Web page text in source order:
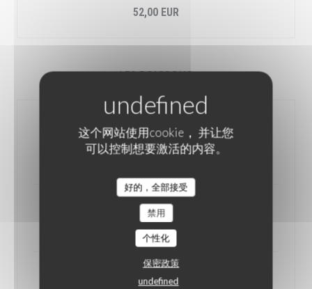
这个网站使用cookie， 并让您
可以控制想要激活的内容。
好的，全部接受
禁用
个性化
保密政策
undefined
52,00 EUR
LES POISSONS
Saumon grillé
au feu de bois
21,00 EUR
Crevettes grillées
22,00 EUR
Dorade grillée